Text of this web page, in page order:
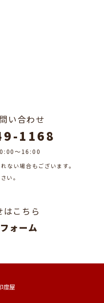
い合わせ
1168
～16:00
ない場合もございます。
い。
はこちら
ォーム